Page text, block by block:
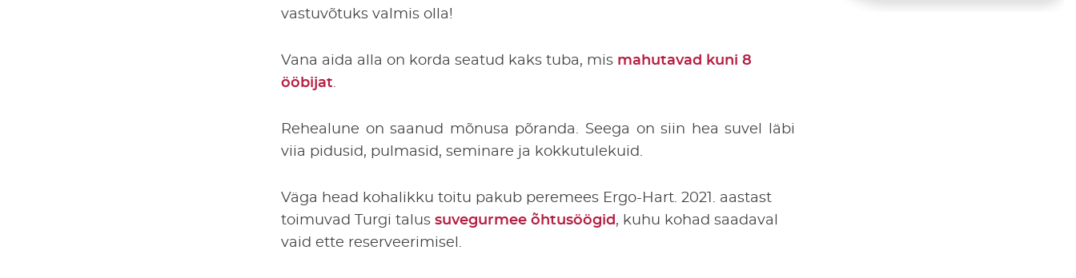
vastuvõtuks valmis olla!
Vana aida alla on korda seatud kaks tuba, mis mahutavad kuni 8
ööbijat.
Rehealune on saanud mõnusa põranda. Seega on siin hea suvel läbi
viia pidusid, pulmasid, seminare ja kokkutulekuid.
Väga head kohalikku toitu pakub peremees Ergo-Hart. 2021. aastast
toimuvad Turgi talus suvegurmee õhtusöögid, kuhu kohad saadaval
vaid ette reserveerimisel.